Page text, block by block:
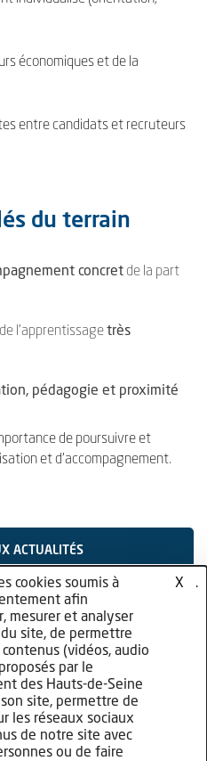
économiques et de la
entre candidats et recruteurs
du terrain
concretde la part
l’apprentissagetrès
pédagogie et proximité
de poursuivre et
et d’accompagnement.
ACTUALITÉS
X
cookies soumis à
afin
mesurer et analyser
du site, de permettre
(vidéos, audio
par le
des Hauts-de-Seine
site, permettre de
les réseaux sociaux
de notre site avec
ou de faire
cliquez .